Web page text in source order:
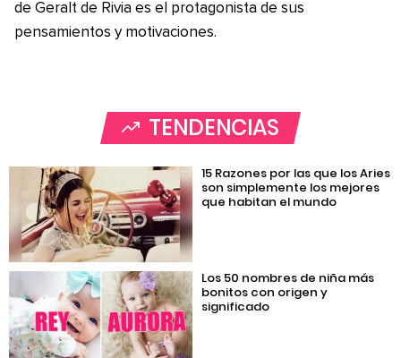
de Geralt de Rivia es el protagonista de sus
pensamientos y motivaciones.
TENDENCIAS
15 Razones por las que los Aries
son simplemente los mejores
que habitan el mundo
Los 50 nombres de niña más
bonitos con origen y
significado